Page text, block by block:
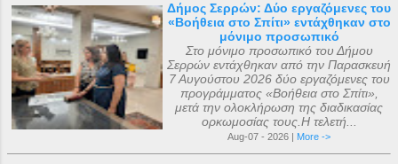
Δήμος Σερρών: Δύο εργαζόμενες του
«Βοήθεια στο Σπίτι» εντάχθηκαν στο
μόνιμο προσωπικό
Στο μόνιμο προσωπικό του Δήμου
Σερρών εντάχθηκαν από την Παρασκευή
7 Αυγούστου 2026 δύο εργαζόμενες του
προγράμματος «Βοήθεια στο Σπίτι»,
μετά την ολοκλήρωση της διαδικασίας
ορκωμοσίας τους.Η τελετή...
Aug-07 - 2026 | More ->